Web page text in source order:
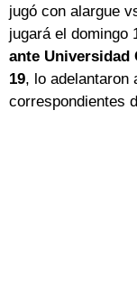
jugó con alargue
jugará el domingo
ante Universidad
19, lo adelantaron
correspondientes